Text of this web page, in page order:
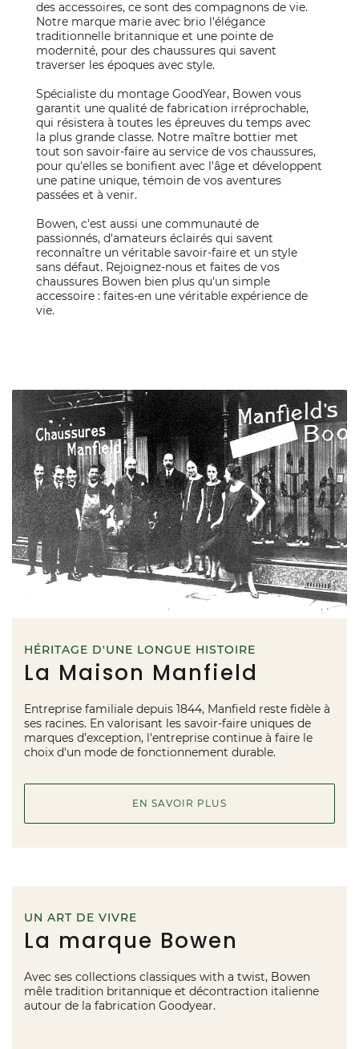
des accessoires, ce sont des compagnons de vie.
Notre marque marie avec brio l'élégance
traditionnelle britannique et une pointe de
modernité, pour des chaussures qui savent
traverser les époques avec style.
Spécialiste du montage GoodYear, Bowen vous
garantit une qualité de fabrication irréprochable,
qui résistera à toutes les épreuves du temps avec
la plus grande classe. Notre maître bottier met
tout son savoir-faire au service de vos chaussures,
pour qu'elles se bonifient avec l'âge et développent
une patine unique, témoin de vos aventures
passées et à venir.
Bowen, c'est aussi une communauté de
passionnés, d'amateurs éclairés qui savent
reconnaître un véritable savoir-faire et un style
sans défaut. Rejoignez-nous et faites de vos
chaussures Bowen bien plus qu'un simple
accessoire : faites-en une véritable expérience de
vie.
HÉRITAGE D'UNE LONGUE HISTOIRE
La Maison Manfield
Entreprise familiale depuis 1844, Manfield reste fidèle à
ses racines. En valorisant les savoir-faire uniques de
marques d’exception, l'entreprise continue à faire le
choix d'un mode de fonctionnement durable.
EN SAVOIR PLUS
UN ART DE VIVRE
La marque Bowen
Avec ses collections classiques with a twist, Bowen
mêle tradition britannique et décontraction italienne
autour de la fabrication Goodyear.